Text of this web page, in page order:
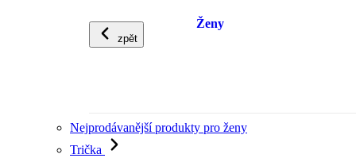
zpět
Ženy
Nejprodávanější produkty pro ženy
Trička